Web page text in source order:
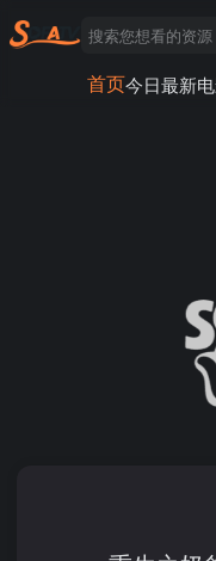
首页今日最新